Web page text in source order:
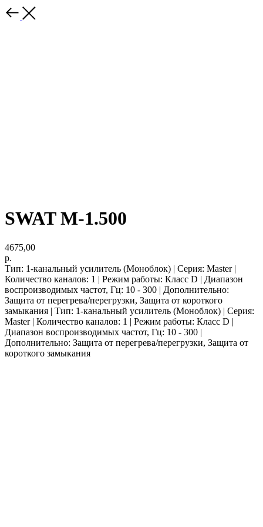
SWAT M-1.500
4675,00
р.
Тип: 1-канальный усилитель (Моноблок) | Серия: Master |
Количество каналов: 1 | Режим работы: Класс D | Диапазон
воспроизводимых частот, Гц: 10 - 300 | Дополнительно:
Защита от перегрева/перегрузки, Защита от короткого
замыкания | Тип: 1-канальный усилитель (Моноблок) | Серия:
Master | Количество каналов: 1 | Режим работы: Класс D |
Диапазон воспроизводимых частот, Гц: 10 - 300 |
Дополнительно: Защита от перегрева/перегрузки, Защита от
короткого замыкания